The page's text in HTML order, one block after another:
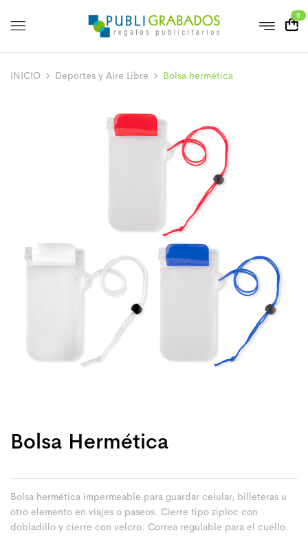
0
INICIO Deportes y Aire Libre Bolsa hermética
Bolsa Hermética
Bolsa hermética impermeable para guardar celular, billeteras u
otro elemento en viajes o paseos. Cierre tipo ziploc con
dobladillo y cierre con velcro. Correa regulable para el cuello.